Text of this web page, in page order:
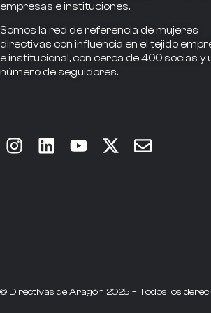
empresas e instituciones.
Somos la red de referencia de mujeres
directivas con influencia en el tejido
e institucional, con cerca de400 socias y
número de seguidores.
© Directivas de Aragón 2025 – Todos los